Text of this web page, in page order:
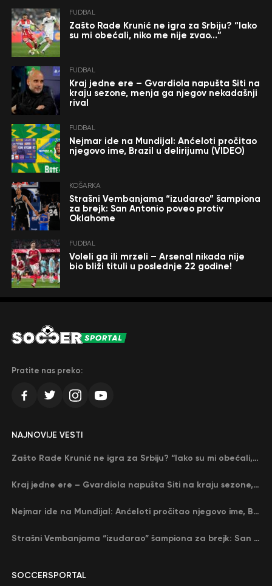
FUDBAL
Zašto Rade Krunić ne igra za Srbiju? “Iako
su mi obećali, niko me nije zvao…”
FUDBAL
Kraj jedne ere – Gvardiola napušta Siti na
kraju sezone, menja ga njegov nekadašnji
rival
FUDBAL
Nejmar ide na Mundijal: Anćeloti pročitao
njegovo ime, Brazil u delirijumu (VIDEO)
KOŠARKA
Strašni Vembanjama “izudarao” šampiona
za brejk: San Antonio poveo protiv
Oklahome
FUDBAL
Voleli ga ili mrzeli – Arsenal nikada nije
bio bliži tituli u poslednje 22 godine!
Pratite nas preko:
SOCCERSPORTAL
NAJNOVIJE VESTI
Zašto Rade Krunić ne igra za Srbiju? “Iako su mi obećali, niko me nije zvao…”
Kraj jedne ere – Gvardiola napušta Siti na kraju sezone, menja ga njegov nekadašnji rival
Nejmar ide na Mundijal: Anćeloti pročitao njegovo ime, Brazil u delirijumu (VIDEO)
Strašni Vembanjama “izudarao” šampiona za brejk: San Antonio poveo protiv Oklahome